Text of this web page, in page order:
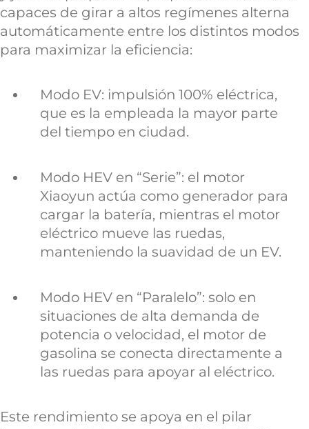
capaces de girar a altos regímenes alterna
automáticamente entre los distintos modos
para maximizar la eficiencia:
Modo EV: impulsión 100% eléctrica,
que es la empleada la mayor parte
del tiempo en ciudad.
Modo HEV en “Serie”: el motor
Xiaoyun actúa como generador para
cargar la batería, mientras el motor
eléctrico mueve las ruedas,
manteniendo la suavidad de un EV.
Modo HEV en “Paralelo”: solo en
situaciones de alta demanda de
potencia o velocidad, el motor de
gasolina se conecta directamente a
las ruedas para apoyar al eléctrico.
Este rendimiento se apoya en el pilar